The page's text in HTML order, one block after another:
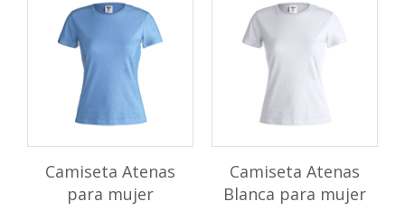
Camiseta Atenas
para mujer
Camiseta Atenas
Blanca para mujer